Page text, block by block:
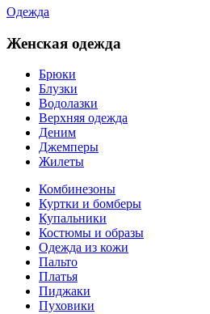
Одежда
Женская одежда
Брюки
Блузки
Водолазки
Верхняя одежда
Деним
Джемперы
Жилеты
Комбинезоны
Куртки и бомберы
Купальники
Костюмы и образы
Одежда из кожи
Пальто
Платья
Пиджаки
Пуховики